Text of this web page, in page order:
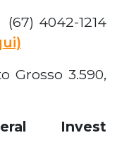
(67) 4042-1214
Grosso 3.590,
Invest